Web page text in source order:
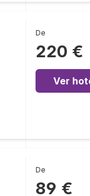
De
220 €
Ver
De
89 €